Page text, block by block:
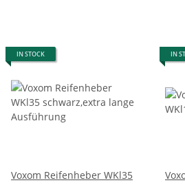
IN STOCK
Voxom Reifenheber WKl35
IN